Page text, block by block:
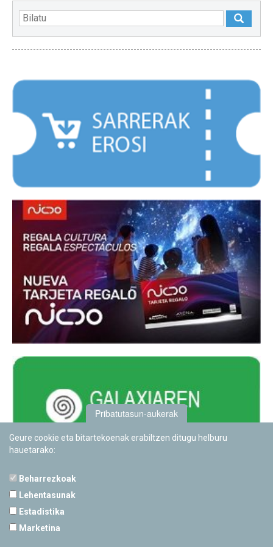
Pribatutasun-aukerak
Geure cookie eta bitartekoenak erabiltzen ditugu helburu
hauetarako:
Beharrezkoak
Lehentasunak
Estadistika
Marketina